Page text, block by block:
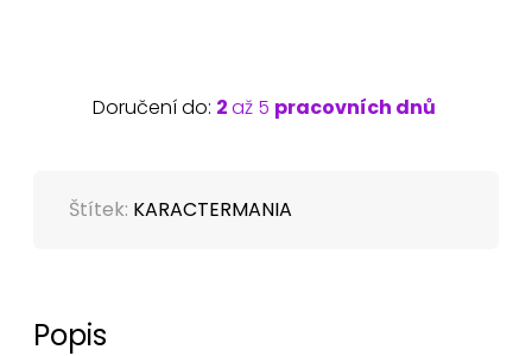
Doručení do: 2až 5 pracovních dnů
Štítek: KARACTERMANIA
Popis